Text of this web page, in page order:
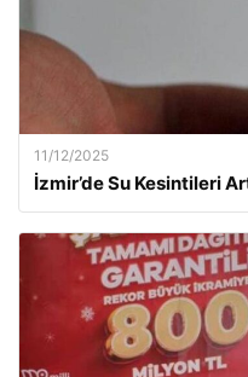
11/12/2025
İzmir’de Su Kesintileri